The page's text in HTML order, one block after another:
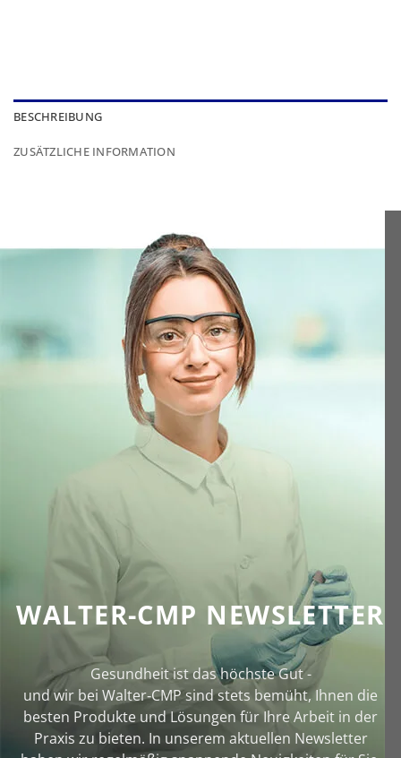
BESCHREIBUNG
ZUSÄTZLICHE INFORMATION
WALTER-CMP NEWSLETTER
Gesundheit ist das höchste Gut -
und wir bei Walter‑CMP sind stets bemüht, Ihnen die
besten Produkte und Lösungen für Ihre Arbeit in der
Praxis zu bieten. In unserem aktuellen Newsletter